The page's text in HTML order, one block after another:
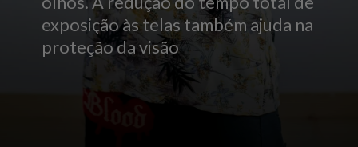
exposição às telas também ajuda na
proteção da visão